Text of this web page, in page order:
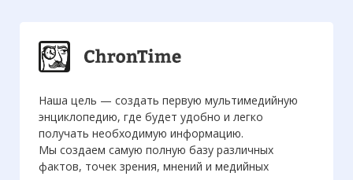
Наша цель — создать первую мультимедийную
энциклопедию, где будет удобно и легко
получать необходимую информацию.
Мы создаем самую полную базу различных
фактов, точек зрения, мнений и медийных